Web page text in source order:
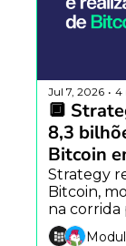
Jul 7, 2026 • 4
🔲
8,3
Bitcoin
Strategy
Bitcoin,
na corrida
agentes